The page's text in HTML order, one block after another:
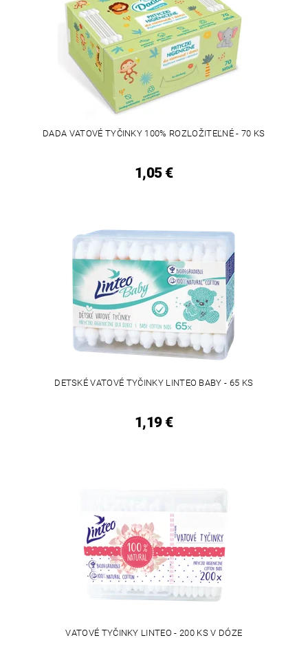
DADA VATOVÉ TYČINKY 100% ROZLOŽITEĽNÉ - 70 KS
1,05 €
DETSKÉ VATOVÉ TYČINKY LINTEO BABY - 65 KS
1,19 €
VATOVÉ TYČINKY LINTEO - 200 KS V DÓZE